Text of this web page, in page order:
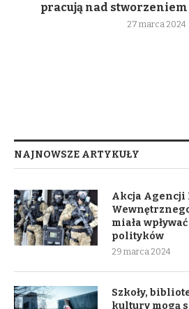
pracują nad
27 marca 2024
NAJNOWSZE ARTYKUŁY
Akcja Agencji
miała
polityków
29 marca 2024
Szkoły,
kultury mogą